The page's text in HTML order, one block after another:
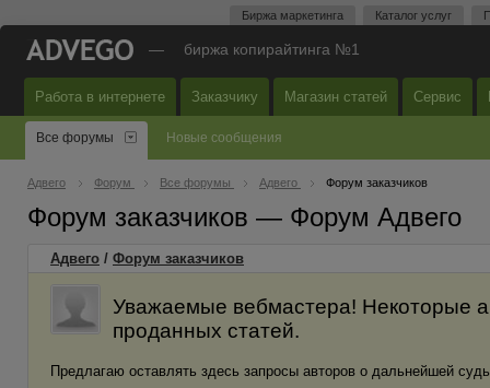
Биржа маркетинга Каталог услуг
— биржа копирайтинга №1
Работа в интернете Заказчику Магазин статей Сервис
Все форумы Новые сообщения
Адвего Форум Все форумы Адвего Форум заказчиков
Форум заказчиков — Форум Адвего
Адвего / Форум заказчиков
Уважаемые вебмастера! Некоторые
проданных статей.
Предлагаю оставлять здесь запросы авторов о дальнейшей